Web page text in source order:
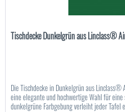
Tischdecke Dunkelgrün aus Linclass®
Die Tischdecke in Dunkelgrün aus
eine elegante und hochwertige Wahl für
dunkelgrüne Farbgebung verleiht jeder Tafel